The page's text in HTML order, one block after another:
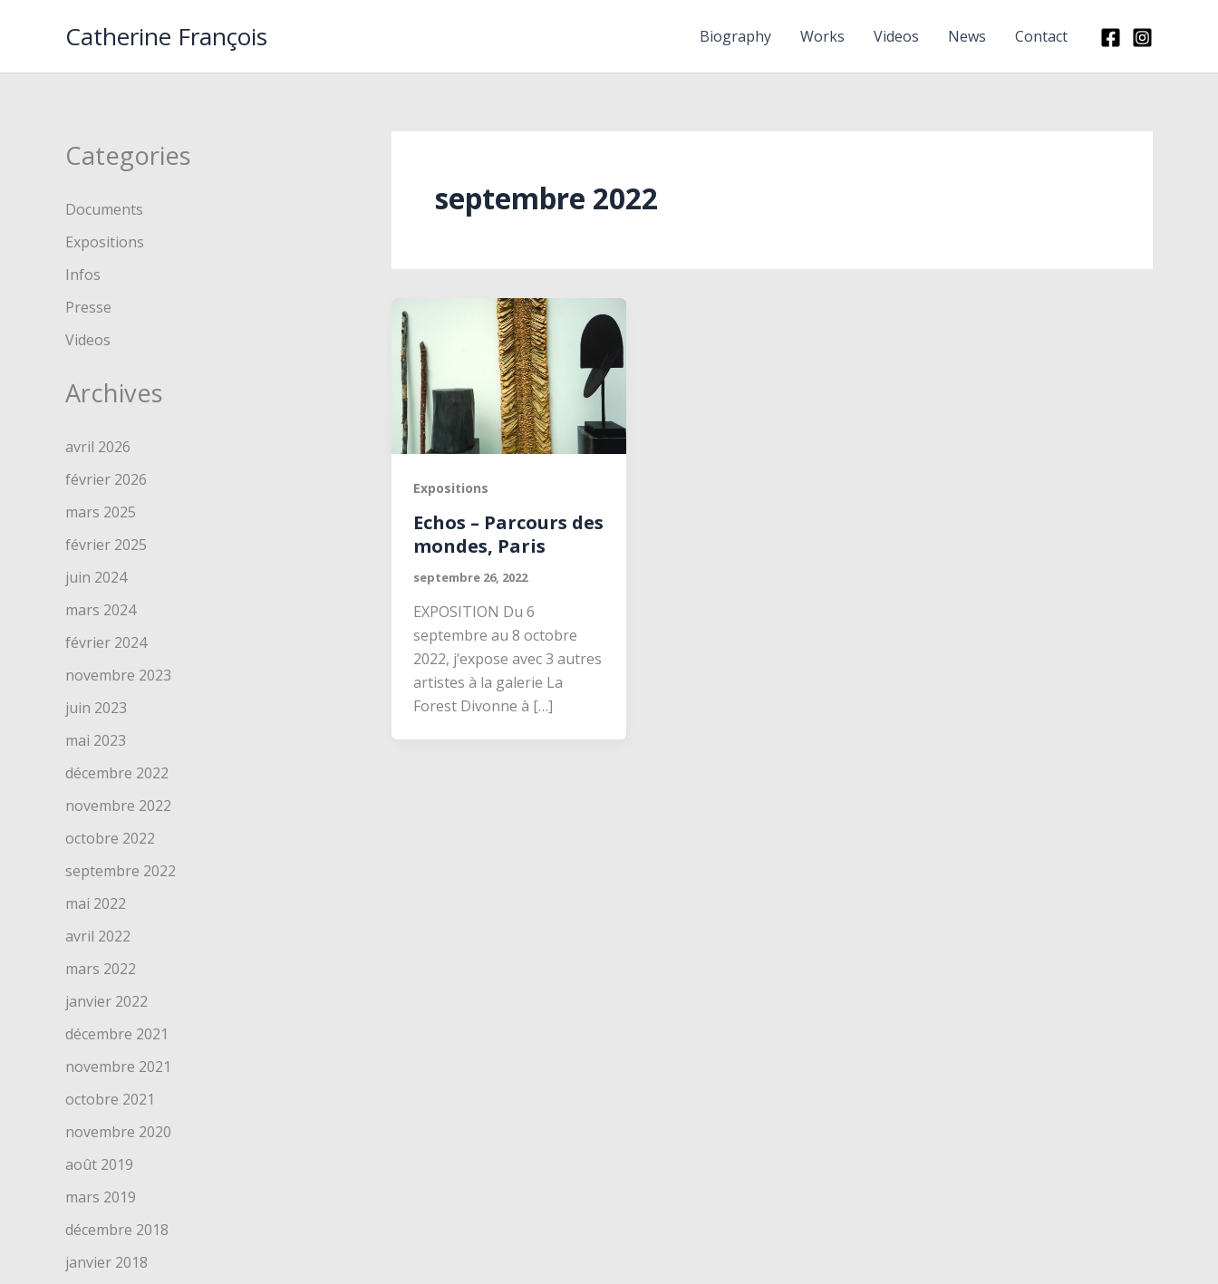
Catherine François Biography Works Videos News Contact
Categories
Documents
Expositions
Infos
Presse
Videos
Archives
avril 2026
février 2026
mars 2025
février 2025
juin 2024
mars 2024
février 2024
novembre 2023
juin 2023
mai 2023
décembre 2022
novembre 2022
octobre 2022
septembre 2022
mai 2022
avril 2022
mars 2022
janvier 2022
décembre 2021
novembre 2021
octobre 2021
novembre 2020
août 2019
mars 2019
décembre 2018
janvier 2018
septembre 2022
Expositions
Echos – Parcours des
mondes, Paris
septembre 26, 2022
EXPOSITION Du 6
septembre au 8 octobre
2022, j’expose avec 3 autres
artistes à la galerie La
Forest Divonne à […]